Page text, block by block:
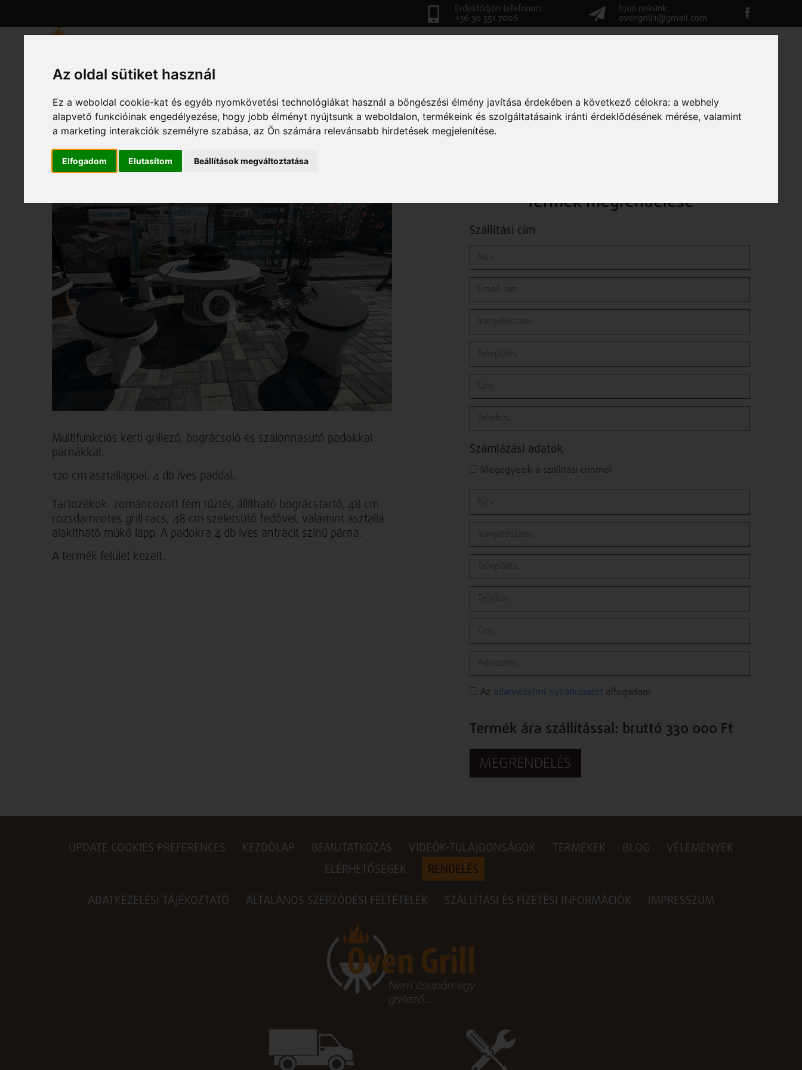
Az oldal sütiket használ
Ez a weboldal cookie-kat és egyéb nyomkövetési technológiákat használ a böngészési élmény javítása érdekében a következő célokra:a webhely
alapvető funkcióinak engedélyezése, hogy jobb élményt nyújtsunk a weboldalon,termékeink és szolgáltatásaink iránti érdeklődésének mérése, valamint
a marketing interakciók személyre szabása,az Ön számára relevánsabb hirdetések megjelenítése.
Elfogadom Elutasítom Beállítások megváltoztatása
Érdeklődjön telefonon:
+36 30 551 7006
Írjon nekünk:
ovengrill1@gmail.com
RUBIN GRILL 120
Multifunkciós kerti grillező, bográcsoló és szalonnasütő padokkal
párnákkal.
120 cm asztallappal, 4 db íves paddal.
Tartozékok: zománcozott fém tűztér, állítható bográcstartó, 48 cm
rozsdamentes grill rács, 48 cm szeletsütő fedővel, valamint asztallá
alakítható műkő lapp. A padokra 4 db íves antracit színű párna.
A termék felület kezelt.
Termék megrendelése
Szállítási cím
Számlázási adatok
Megegyezik a szállítási címmel
Az adatvédelmi nyilatkozatot elfogadom
Termék ára szállítással: bruttó 330 000 Ft
MEGRENDELÉS
UPDATE COOKIES PREFERENCES KEZDŐLAP BEMUTATKOZÁS VIDEÓK-TULAJDONSÁGOK TERMÉKEK BLOG
VÉLEMÉNYEK
ELÉRHETŐSÉGEK
RENDELÉS
ADATKEZELÉSI TÁJÉKOZTATÓ
ÁLTALÁNOS SZERZŐDÉSI FELTÉTELEK SZÁLLÍTÁSI ÉS FIZETÉSI INFORMÁCIÓK IMPRESSZUM